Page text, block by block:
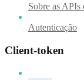
Sobre as APIs
Autenticação
Client-token